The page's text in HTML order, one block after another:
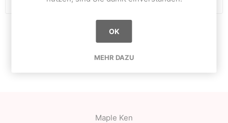
OVERVIEW
Maple Ken
OK
MEHR DAZU